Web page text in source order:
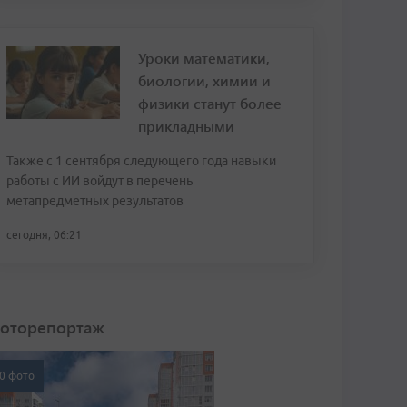
Уроки математики,
биологии, химии и
физики станут более
прикладными
Также с 1 сентября следующего года навыки
работы с ИИ войдут в перечень
метапредметных результатов
сегодня, 06:21
фото